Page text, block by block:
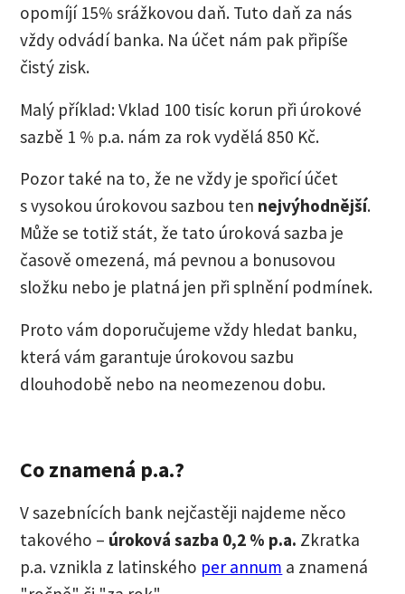
opomíjí 15% srážkovou daň. Tuto daň za nás
vždy odvádí banka. Na účet nám pak připíše
čistý zisk.
Malý příklad: Vklad 100 tisíc korun při úrokové
sazbě 1 % p.a. nám za rok vydělá 850 Kč.
Pozor také na to, že ne vždy je spořicí účet
s vysokou úrokovou sazbou ten nejvýhodnější.
Může se totiž stát, že tato úroková sazba je
časově omezená, má pevnou a bonusovou
složku nebo je platná jen při splnění podmínek.
Proto vám doporučujeme vždy hledat banku,
která vám garantuje úrokovou sazbu
dlouhodobě nebo na neomezenou dobu.
Co znamená p.a.?
V sazebnících bank nejčastěji najdeme něco
takového – úroková sazba 0,2 % p.a. Zkratka
p.a. vznikla z latinského per annum a znamená